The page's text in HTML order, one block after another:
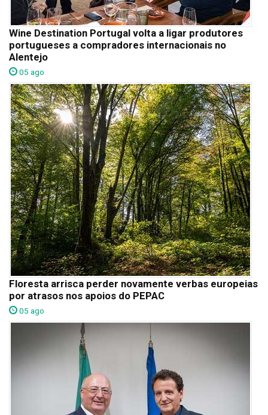
Wine Destination Portugal volta a ligar produtores
portugueses a compradores internacionais no
Alentejo
05 ago
Floresta arrisca perder novamente verbas europeias
por atrasos nos apoios do PEPAC
05 ago